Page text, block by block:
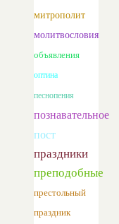
митрополит
молитвословия
объявления
оптина
песнопения
познавательное
пост
праздники
преподобные
престольный
праздник